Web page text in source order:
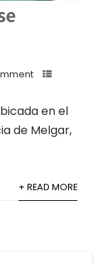
en el
de Melgar,
+ READ MORE